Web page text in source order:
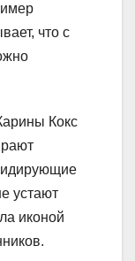
что с
Кокс
устают
иконой